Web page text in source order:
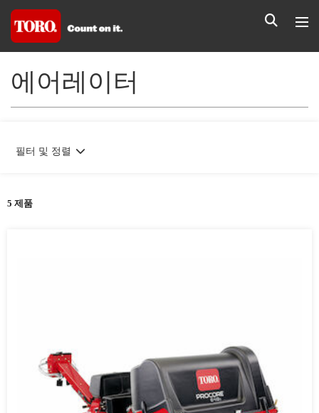
에어레이터
5 제품
필터 및 정렬